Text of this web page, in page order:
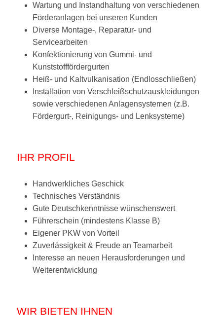
Wartung und Instandhaltung von verschiedenen
Förderanlagen bei unseren Kunden
Diverse Montage-, Reparatur- und
Servicearbeiten
Konfektionierung von Gummi- und
Kunststofffördergurten
Heiß- und Kaltvulkanisation (Endlosschließen)
Installation von Verschleißschutzauskleidungen
sowie verschiedenen Anlagensystemen (z.B.
Fördergurt-, Reinigungs- und Lenksysteme)
IHR PROFIL
Handwerkliches Geschick
Technisches Verständnis
Gute Deutschkenntnisse wünschenswert
Führerschein (mindestens Klasse B)
Eigener PKW von Vorteil
Zuverlässigkeit & Freude an Teamarbeit
Interesse an neuen Herausforderungen und
Weiterentwicklung
WIR BIETEN IHNEN